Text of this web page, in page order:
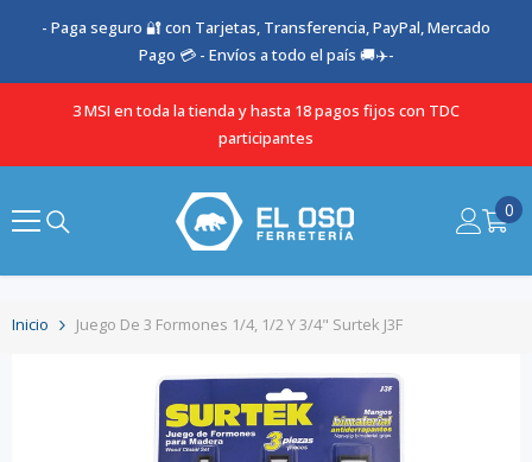
SALTAR AL CONTENIDO
- Paga seguro 🔐 con Tarjetas, Transferencia, PayPal, Mercado
Pago 💳 - Envíos a todo el país 🚚✈️-
3 MSI en toda la tienda y hasta 18 pagos fijos con TDC
participantes
0
0
Inicio Juego De 3 Formones 1/4, 1/2 Y 3/4" Surtek J3F